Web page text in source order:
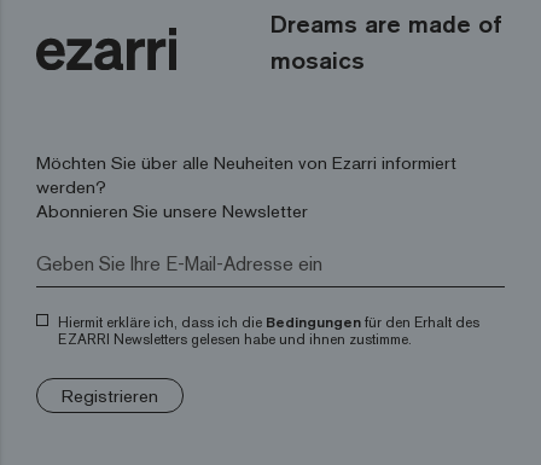
Dreams are made of
mosaics
Möchten Sie über alle Neuheiten von Ezarri informiert
werden?
Abonnieren Sie unsere Newsletter
Hiermit erkläre ich, dass ich die Bedingungen für den Erhalt des
EZARRI Newsletters gelesen habe und ihnen zustimme.
Registrieren